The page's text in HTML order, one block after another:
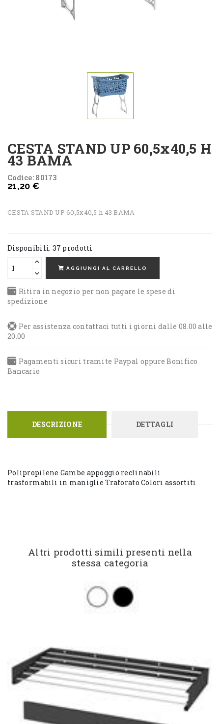
CESTA STAND UP 60,5x40,5 H
43 BAMA
Codice: 80173
21,20 €
CESTA STAND UP 60,5x40,5 h 43 BAMA
Disponibili: 37 prodotti
AGGIUNGI AL CARRELLO
Ritira in negozio per non pagare le spese di
spedizione
Per assistenza contattaci tutti i giorni dalle 08.00 alle
20.00
Pagamenti sicuri tramite Paypal oppure Bonifico
Bancario
DESCRIZIONE DETTAGLI
Polipropilene Gambe appoggio reclinabili
trasformabili in maniglie Traforato Colori assortiti
Altri prodotti simili presenti nella
stessa categoria